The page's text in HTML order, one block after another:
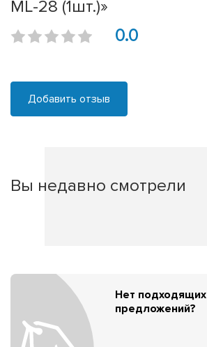
ML-28 (1шт.)»
0.0
Добавить отзыв
Вы недавно смотрели
Нет подходящих
предложений?